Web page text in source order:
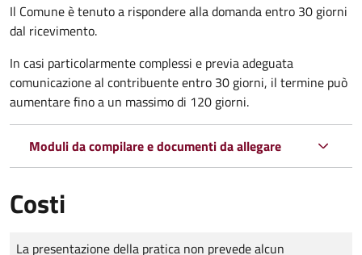
Il Comune è tenuto a rispondere alla domanda entro 30 giorni
dal ricevimento.
In casi particolarmente complessi e previa adeguata
comunicazione al contribuente entro 30 giorni, il termine può
aumentare fino a un massimo di 120 giorni.
Moduli da compilare e documenti da allegare
Costi
Tipo di pagamento
Importo
La presentazione della pratica non prevede alcun